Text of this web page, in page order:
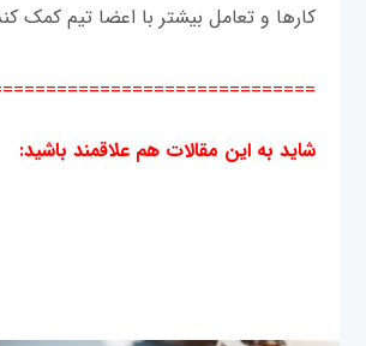
کارها و تعامل بیشتر با اعضا تیم کمک
شاید به این مقالات هم علاقمند باشید: